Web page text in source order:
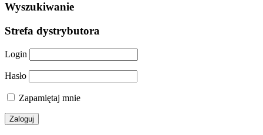
Wyszukiwanie
Strefa dystrybutora
Login
Hasło
Zapamiętaj mnie